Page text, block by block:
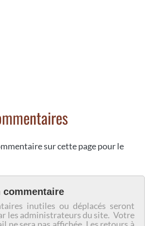
sur cette page pour le
commentaire
inutiles ou déplacés seront
les administrateurs du site. Votre